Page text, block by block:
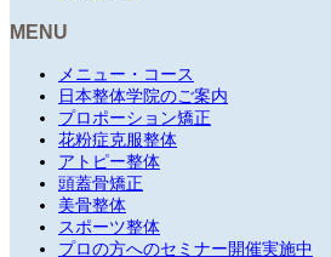
MENU
メニュー・コース
日本整体学院のご案内
プロポーション矯正
花粉症克服整体
アトピー整体
頭蓋骨矯正
美骨整体
スポーツ整体
プロの方へのセミナー開催実施中